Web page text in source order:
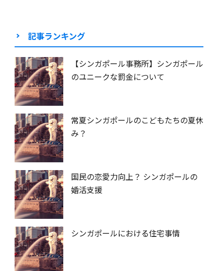
記事ランキング
【シンガポール事務所】シンガポール
のユニークな罰金について
常夏シンガポールのこどもたちの夏休
み？
国民の恋愛力向上？ シンガポールの
婚活支援
シンガポールにおける住宅事情